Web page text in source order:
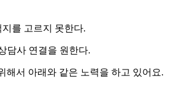
를 고르지 못한다.
담사 연결을 원한다.
해서 아래와 같은 노력을 하고 있어요.